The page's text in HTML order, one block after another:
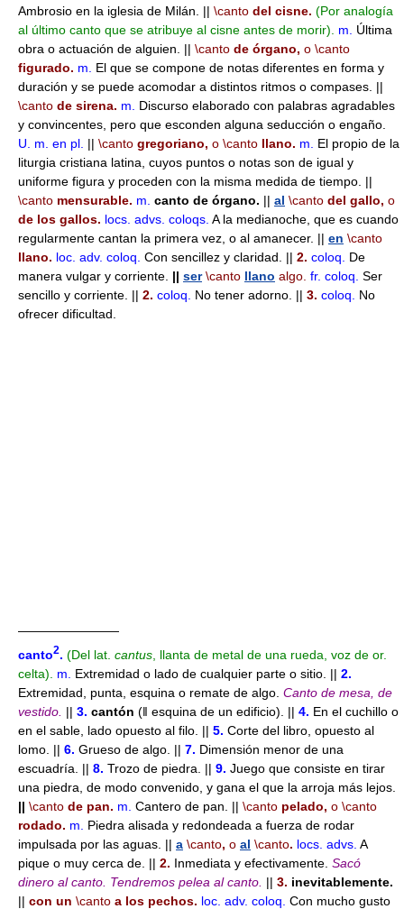
Ambrosio en la iglesia de Milán. || \canto del cisne. (Por analogía
al último canto que se atribuye al cisne antes de morir).
m.
Última
obra o actuación de alguien. || \canto de órgano, o \canto
figurado. m.
El que se compone de notas diferentes en forma y
duración y se puede acomodar a distintos ritmos o compases. ||
\canto de sirena. m.
Discurso elaborado con palabras agradables
y convincentes, pero que esconden alguna seducción o engaño.
U. m. en pl. || \canto gregoriano, o \canto llano. m.
El propio de la
liturgia cristiana latina, cuyos puntos o notas son de igual y
uniforme figura y proceden con la misma medida de tiempo. ||
\canto mensurable. m. canto de órgano. || al \canto del gallo, o
de los gallos. locs. advs. coloqs. A la medianoche, que es cuando
regularmente cantan la primera vez, o al amanecer. || en \canto
llano. loc. adv. coloq. Con sencillez y claridad. || 2. coloq.
De
manera vulgar y corriente. || ser \canto llano algo. fr. coloq. Ser
sencillo y corriente. || 2. coloq. No tener adorno. || 3. coloq.
No
ofrecer dificultad.
————————
canto2. (Del lat. cantus , llanta de metal de una rueda , voz de or.
celta).
m. Extremidad o lado de cualquier parte o sitio. || 2.
Extremidad, punta, esquina o remate de algo. Canto de mesa, de
vestido. || 3. cantón (ǁ esquina de un edificio). || 4. En el cuchillo o
en el sable, lado opuesto al filo. || 5. Corte del libro, opuesto al
lomo. || 6. Grueso de algo. || 7. Dimensión menor de una
escuadría. || 8. Trozo de piedra. || 9. Juego que consiste en tirar
una piedra, de modo convenido, y gana el que la arroja más lejos.
|| \canto de pan. m. Cantero de pan. || \canto pelado, o \canto
rodado. m.
Piedra alisada y redondeada a fuerza de rodar
impulsada por las aguas. || a \canto, o al \canto. locs. advs. A
pique o muy cerca de. || 2. Inmediata y efectivamente. Sacó
dinero al canto. Tendremos pelea al canto. || 3. inevitablemente.
|| con un \canto a los pechos. loc. adv. coloq. Con mucho gusto